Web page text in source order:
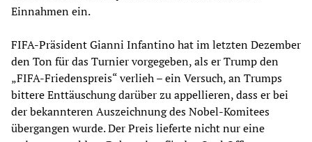
Einnahmen ein.
FIFA-Präsident Gianni Infantino hat im letzten Dezember
den Ton für das Turnier vorgegeben, als er Trump den
„FIFA-Friedenspreis“ verlieh – ein Versuch, an Trumps
bittere Enttäuschung darüber zu appellieren, dass er bei
der bekannteren Auszeichnung des Nobel-Komitees
übergangen wurde. Der Preis lieferte nicht nur eine